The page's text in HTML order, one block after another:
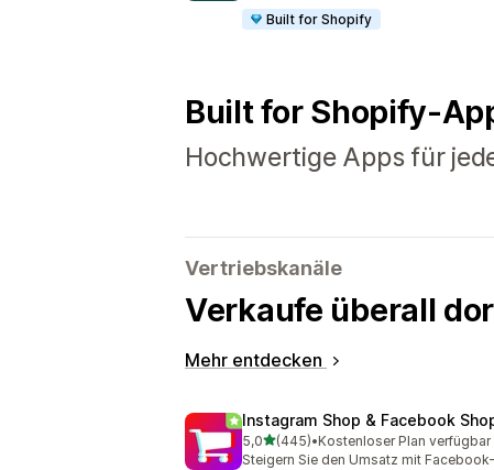
Built for Shopify
Built for Shopify-
Hochwertige Apps für
Vertriebskanäle
Verkaufe überall
Mehr entdecken
Instagram Shop & Facebook
5,0von 5 Sternen
(445)
445 Rezensionen insgesamt
•Kostenloser Plan verfügbar
Steigern Sie den Umsatz mit